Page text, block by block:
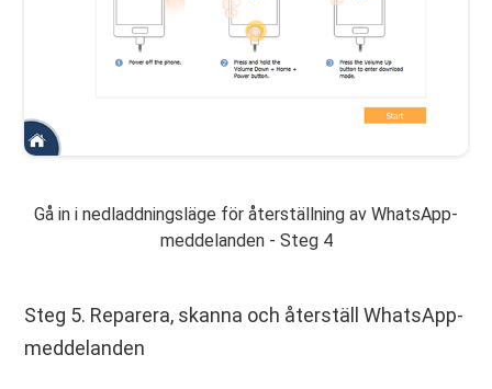
Gå in i nedladdningsläge för återställning av WhatsApp-
meddelanden - Steg 4
Steg 5. Reparera, skanna och återställ WhatsApp-
meddelanden